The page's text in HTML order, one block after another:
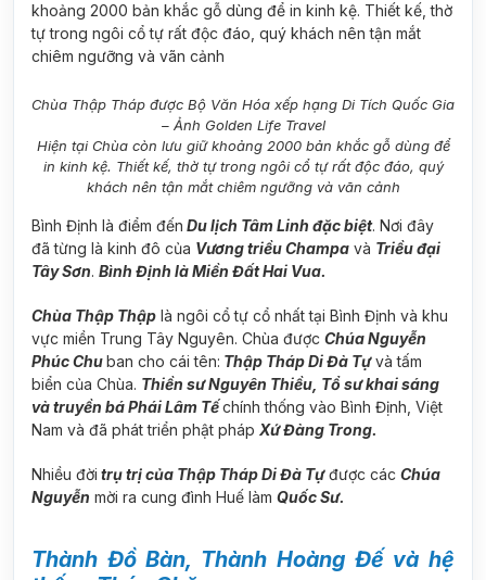
Chùa Thập Tháp được Bộ Văn Hóa xếp hạng Di Tích Quốc Gia
– Ảnh Golden Life Travel
Hiện tại Chùa còn lưu giữ khoảng 2000 bản khắc gỗ dùng để
in kinh kệ. Thiết kế, thờ tự trong ngôi cổ tự rất độc đáo, quý
khách nên tận mắt chiêm ngưỡng và vãn cảnh
Bình Định là điểm đến Du lịch Tâm Linh đặc biệt. Nơi đây
đã từng là kinh đô của Vương triều Champa và Triều đại
Tây Sơn. Bình Định là Miền Đất Hai Vua.
Chùa Thập Thập là ngôi cổ tự cổ nhất tại Bình Định và khu
vực miền Trung Tây Nguyên. Chùa được Chúa Nguyễn
Phúc Chuban cho cái tên: Thập Tháp Di Đà Tựvà tấm
biển của Chùa. Thiền sư Nguyên Thiều, Tổ sư khai sáng
và truyền bá Phái Lâm Tếchính thống vào Bình Định, Việt
Nam và đã phát triển phật pháp Xứ Đàng Trong.
Nhiều đời trụ trị của Thập Tháp Di Đà Tự được các Chúa
Nguyễn mời ra cung đình Huế làm Quốc Sư.
Thành Đồ Bàn, Thành Hoàng Đế và hệ